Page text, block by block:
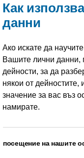
Как
данни
Ако искате да
Вашите лични данни,
дейности, за да
някои от дейностите,
значение за вас въз
намирате.
посещение на нашите